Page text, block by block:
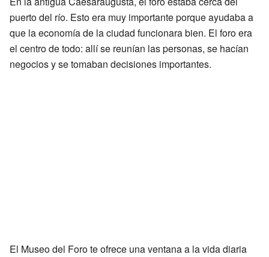
puerto del río. Esto era muy importante porque ayudaba a
que la economía de la ciudad funcionara bien. El foro era
el centro de todo: allí se reunían las personas, se hacían
negocios y se tomaban decisiones importantes.
El Museo del Foro te ofrece una ventana a la vida diaria